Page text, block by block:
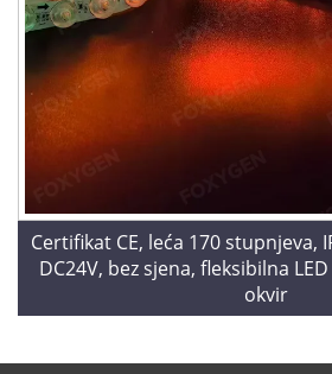
Certifikat CE, leća 170 stupnjeva,
DC24V, bez sjena, fleksibilna
okvir